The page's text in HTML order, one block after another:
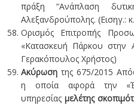
πράξη “Ανάπλαση
Αλεξανδρούπολης. (Εισηγ.:
Ορισμός Επιτροπής
«Κατασκευή Πάρκου στην
Γερακόπουλος Χρήστος)
Ακύρωση της 675/2015
η οποία αφορά την
υπηρεσίας μελέτης